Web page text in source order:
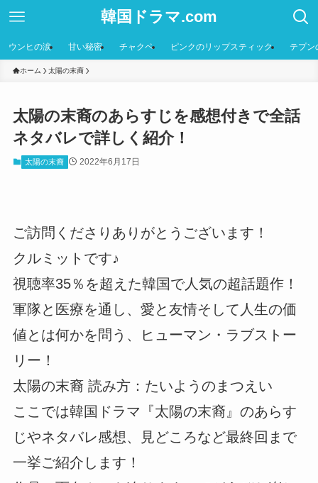
韓国ドラマ.com
ウンヒの涙 甘い秘密 チャクペ ピンクのリップスティック テプン
ホーム 太陽の末裔
太陽の末裔のあらすじを感想付きで全話
ネタバレで詳しく紹介！
太陽の末裔 2022年6月17日
ご訪問くださりありがとうございます！
クルミットです♪
視聴率35％を超えた韓国で人気の超話題作！
軍隊と医療を通し、愛と友情そして人生の価
値とは何かを問う、ヒューマン・ラブストー
リー！
太陽の末裔 読み方：たいようのまつえい
ここでは韓国ドラマ『太陽の末裔』のあらす
じやネタバレ感想、見どころなど最終回まで
一挙ご紹介します！